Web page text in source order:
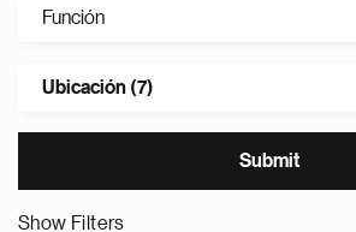
Función
Ubicación (7)
Show Filters